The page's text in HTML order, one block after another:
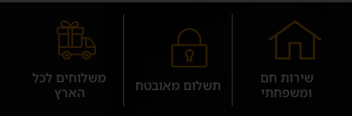
שירות חם
ומשפחתי
תשלום מאובטח
משלוחים לכל
הארץ